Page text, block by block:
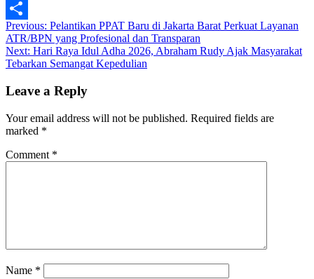
Email
Share
Post
navigation
Previous: Pelantikan PPAT Baru di Jakarta Barat Perkuat Layanan
ATR/BPN yang Profesional dan Transparan
Next: Hari Raya Idul Adha 2026, Abraham Rudy Ajak Masyarakat
Tebarkan Semangat Kepedulian
Leave a Reply
Your email address will not be published. Required fields are
marked *
Comment *
Name *